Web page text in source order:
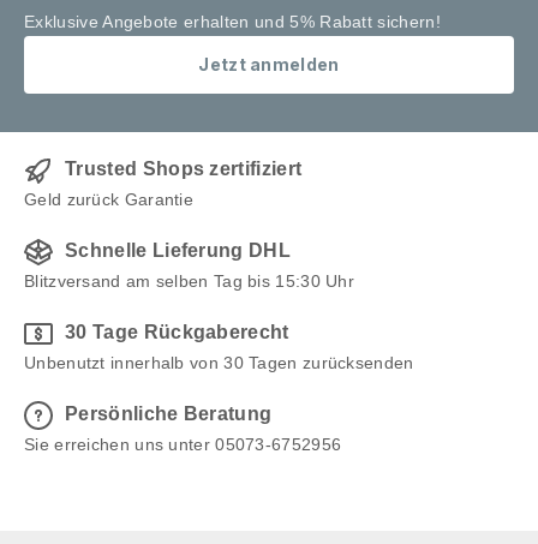
Exklusive Angebote erhalten und 5% Rabatt sichern!
Jetzt anmelden
Trusted Shops zertifiziert
Geld zurück Garantie
Schnelle Lieferung DHL
Blitzversand am selben Tag bis 15:30 Uhr
30 Tage Rückgaberecht
Unbenutzt innerhalb von 30 Tagen zurücksenden
Persönliche Beratung
Sie erreichen uns unter 05073-6752956